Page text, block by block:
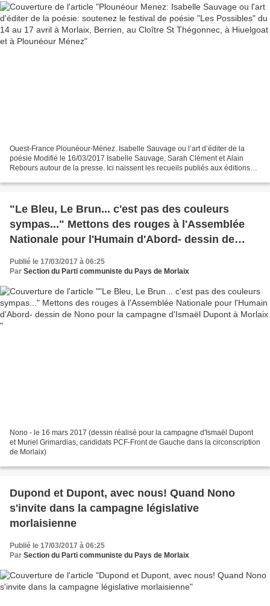
Ouest-France Plounéour-Ménez. Isabelle Sauvage ou l’art d’éditer de la
poésie Modifié le 16/03/2017 Isabelle Sauvage, Sarah Clément et Alain
Rebours autour de la presse. Ici naissent les recueils publiés aux éditions
"Le Bleu, Le Brun... c'est pas des couleurs
sympas..." Mettons des rouges à l'Assemblée
Nationale pour l'Humain d'Abord- dessin de
Morlaix
Publié le 17/03/2017 à 06:25
Par Section du Parti communiste du Pays de Morlaix
Nono - le 16 mars 2017 (dessin réalisé pour la campagne d'Ismaël Dupont
et Muriel Grimardias, candidats PCF-Front de Gauche dans la circonscription
de Morlaix)
Dupond et Dupont, avec nous! Quand Nono
s'invite dans la campagne législative
morlaisienne
Publié le 17/03/2017 à 06:25
Par Section du Parti communiste du Pays de Morlaix